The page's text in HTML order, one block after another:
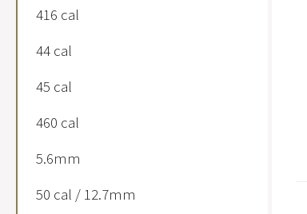
416 cal
44 cal
45 cal
460 cal
5.6mm
50 cal / 12.7mm